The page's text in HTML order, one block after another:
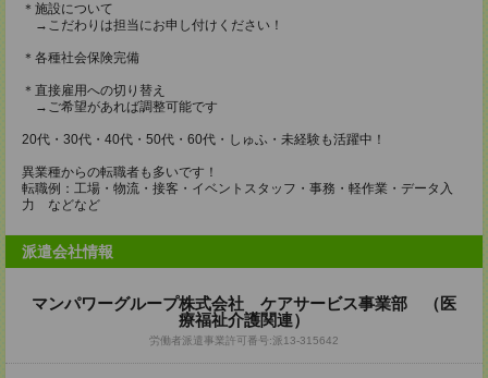
＊施設について
→こだわりは担当にお申し付けください！
＊各種社会保険完備
＊直接雇用への切り替え
→ご希望があれば調整可能です
20代・30代・40代・50代・60代・しゅふ・未経験も活躍中！
異業種からの転職者も多いです！
転職例：工場・物流・接客・イベントスタッフ・事務・軽作業・データ入
力 などなど
派遣会社情報
マンパワーグループ株式会社 ケアサービス事業部 （医
療福祉介護関連）
労働者派遣事業許可番号:派13-315642